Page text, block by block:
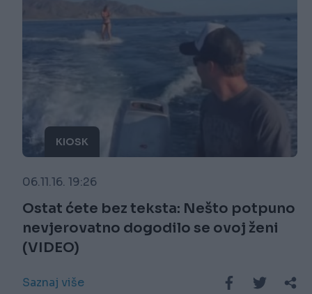
KIOSK
06.11.16. 19:26
Ostat ćete bez teksta: Nešto potpuno
nevjerovatno dogodilo se ovoj ženi
(VIDEO)
Saznaj više